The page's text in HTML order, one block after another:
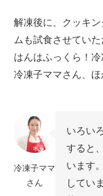
解凍後に、クッキ
ムも試食させてい
はんはふっくら！
冷凍子ママさん、
冷凍子ママ
さん
いろい
すると
います
してい